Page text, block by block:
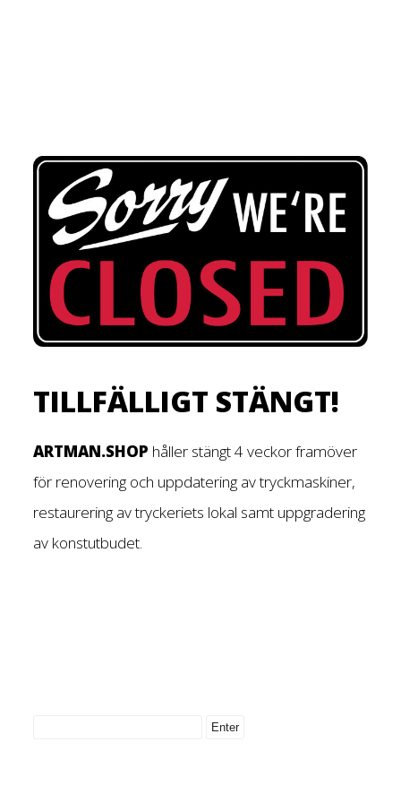
TILLFÄLLIGT STÄNGT!
ARTMAN.SHOP håller stängt 4 veckor framöver
för renovering och uppdatering av tryckmaskiner,
restaurering av tryckeriets lokal samt uppgradering
av konstutbudet.